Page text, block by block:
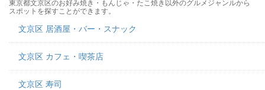
東京都文京区のお好み焼き・もんじゃ・たこ焼き以外のグルメジャンルから
スポットを探すことができます。
文京区 居酒屋・バー・スナック
文京区 カフェ・喫茶店
文京区 寿司